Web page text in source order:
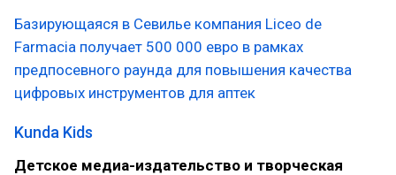
Базирующаяся в Севилье компания Liceo de
Farmacia получает 500 000 евро в рамках
предпосевного раунда для повышения качества
цифровых инструментов для аптек
Kunda Kids
Детское медиа-издательство и творческая